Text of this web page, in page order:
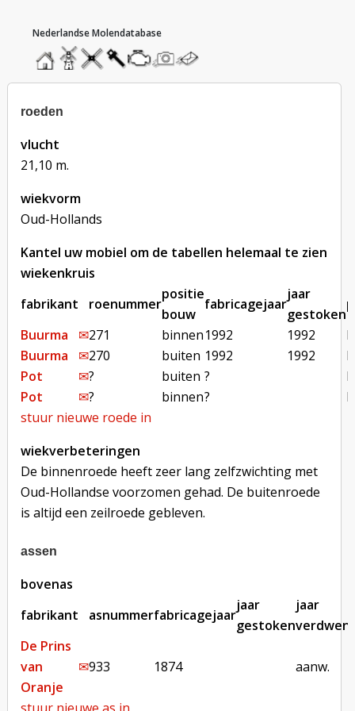
homemolendatabase
roedendatabase
assendatabase
motorendatabase
stuur
een
foto
stuur
een
bericht
roeden
vlucht
21,10 m.
wiekvorm
Oud-Hollands
Kantel uw mobiel om de tabellen helemaal te zien
wiekenkruis
fabrikant
roenummer
positie
bouw
fabricagejaar
jaar
gestoken
Buurma
✉︎271 binnen1992 1992
Buurma
✉︎270 buiten 1992 1992
Pot
✉︎? buiten ?
Pot
✉︎? binnen?
stuur nieuwe roede in
wiekverbeteringen
De binnenroede heeft zeer lang zelfzwichting met
Oud-Hollandse voorzomen gehad. De buitenroede
is altijd een zeilroede gebleven.
assen
bovenas
fabrikant
asnummerfabricagejaar
jaar
gestoken
jaar
De Prins
van
Oranje
✉︎933 1874 aanw.